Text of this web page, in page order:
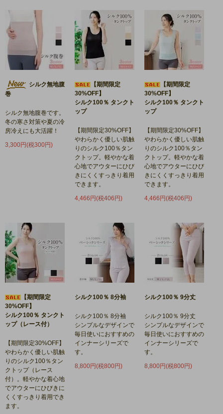
シルク無地腹
巻
シルク無地腹巻です。
冬の寒さ対策や夏の冷
房冷えにも大活躍！
3,300円(税300円)
【期間限定
30%OFF】
シルク100％ タンクト
ップ
【期間限定30%OFF】
やわらかく優しい肌触
りのシルク100％タン
クトップ。軽やかな着
心地でアウターにひび
きにくくすっきり着用
できます。
4,466円(税406円)
【期間限定
30%OFF】
シルク100％ タンクト
ップ
【期間限定30%OFF】
やわらかく優しい肌触
りのシルク100％タン
クトップ。軽やかな着
心地でアウターにひび
きにくくすっきり着用
できます。
4,466円(税406円)
【期間限定
30%OFF】
シルク100％ タンクト
ップ（レース付）
【期間限定30%OFF】
やわらかく優しい肌触
りのシルク100％タン
クトップ（レース
付）。軽やかな着心地
でアウターにひびきに
くくすっきり着用でき
ます。
シルク100％ 8分袖
シルク100％ 8分袖
シンプルなデザインで
毎日使いにおすすめの
インナーシリーズで
す。
8,800円(税800円)
シルク100％ 9分丈
シルク100％ 9分丈
シンプルなデザインで
毎日使いにおすすめの
インナーシリーズで
す。
8,800円(税800円)